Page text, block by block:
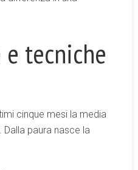
tecniche
cinque mesi la media
paura nasce la